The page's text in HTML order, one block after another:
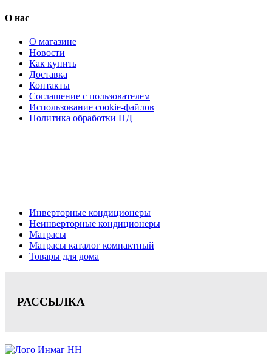
О нас
О магазине
Новости
Как купить
Доставка
Контакты
Соглашение с пользователем
Использование cookie-файлов
Политика обработки ПД
Инверторные кондиционеры
Неинверторные кондиционеры
Матрасы
Матрасы каталог компактный
Товары для дома
РАССЫЛКА